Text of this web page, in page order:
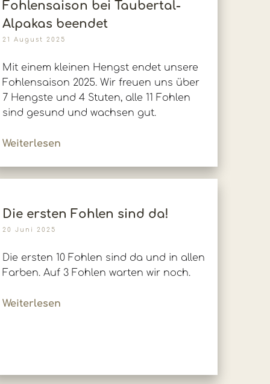
Fohlensaison bei Taubertal-
Alpakas beendet
21 August 2025
Mit einem kleinen Hengst endet unsere
Fohlensaison 2025. Wir freuen uns über
7 Hengste und 4 Stuten, alle 11 Fohlen
sind gesund und wachsen gut.
Weiterlesen
Die ersten Fohlen sind da!
20 Juni 2025
Die ersten 10 Fohlen sind da und in allen
Farben. Auf 3 Fohlen warten wir noch.
Weiterlesen